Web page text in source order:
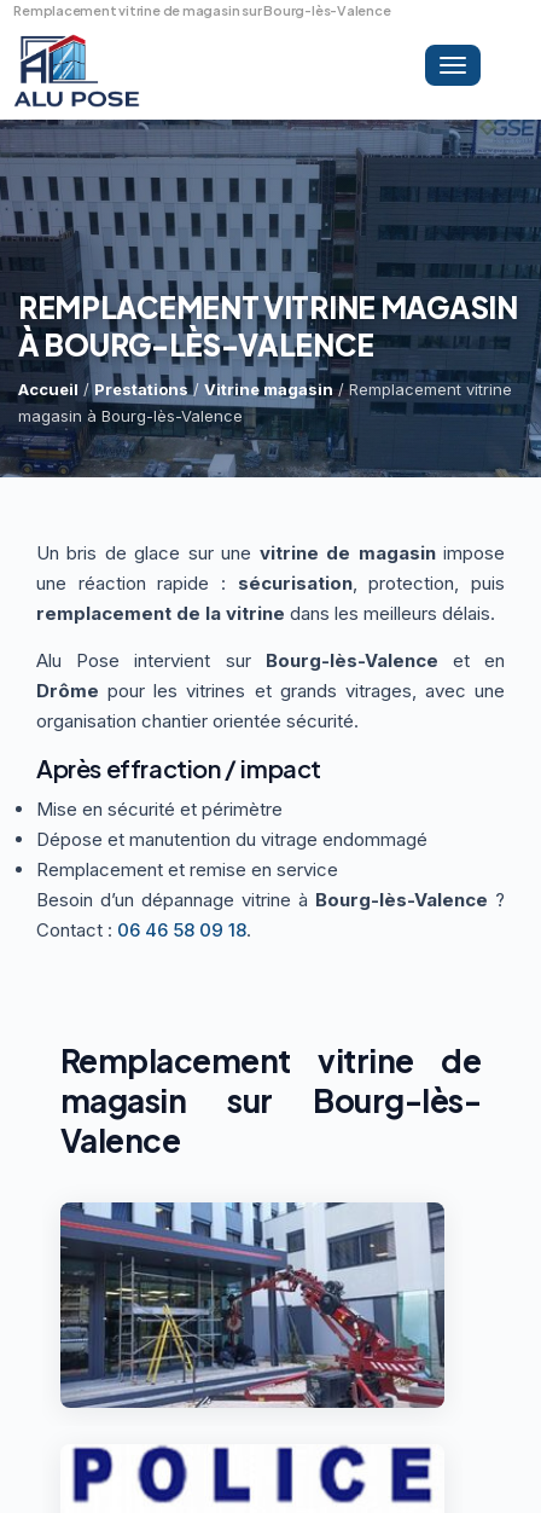
Remplacement vitrine de magasin sur Bourg-lès-Valence
LA SOCIÉTÉ
PRESTATIONS
Dépannage Vitrages
Vitrine Magasin
Expertise Bris De Glace
Thermographie
MINI-GRUE ARAIGNÉE
Capacité De Levage
Nos Formules
RÉFÉRENCES
ACTUALITÉS
CONTACT
Toggle
REMPLACEMENT VITRINE MAGASIN
À BOURG-LÈS-VALENCE
Accueil /Prestations / Vitrine magasin/ Remplacement vitrine
magasin à Bourg-lès-Valence
Un bris de glace sur une vitrine de magasinimpose
une réaction rapide : sécurisation, protection, puis
remplacement de la vitrine dans les meilleurs délais.
Alu Pose intervient sur Bourg-lès-Valence et en
Drôme pour les vitrines et grands vitrages, avec une
organisation chantier orientée sécurité.
Après effraction / impact
Mise en sécurité et périmètre
Dépose et manutention du vitrage endommagé
Remplacement et remise en service
Besoin d’un dépannage vitrine à Bourg-lès-Valence ?
Contact : 06 46 58 09 18.
Remplacement vitrine de
magasin sur Bourg-lès-
Valence